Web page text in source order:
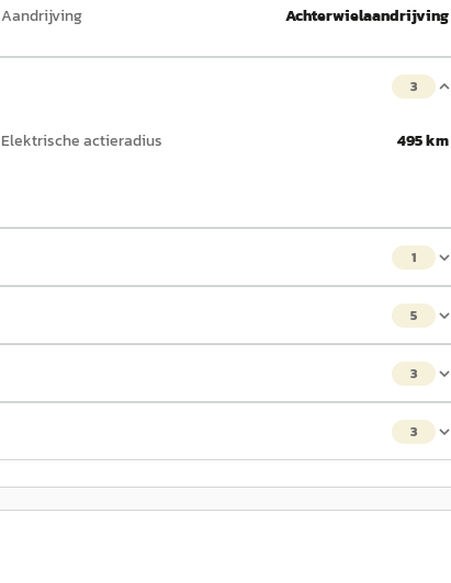
Aandrijving Achterwielaandrijving
3
Elektrische actieradius
495 km
1
5
3
3